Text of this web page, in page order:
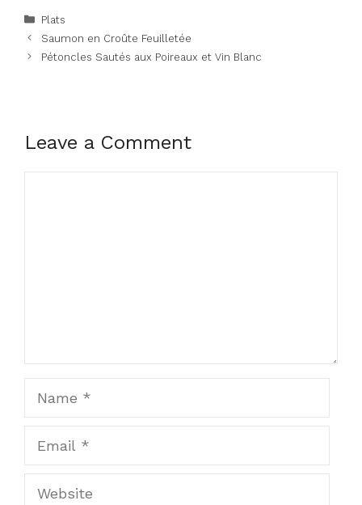
Categories
Plats
Saumon en Croûte Feuilletée
Pétoncles Sautés aux Poireaux et Vin Blanc
Leave a Comment